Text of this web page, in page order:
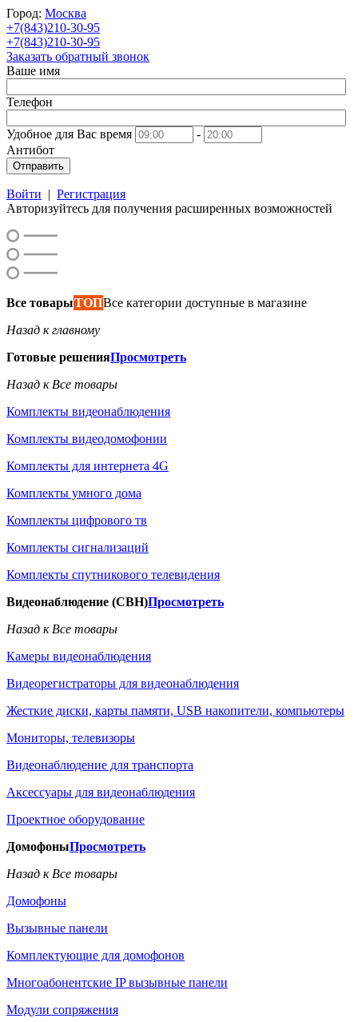
Город: Москва
+7(843)210-30-95
+7(843)210-30-95
Заказать обратный звонок
Ваше имя
Телефон
Удобное для Вас время
-
Антибот
Отправить
Войти | Регистрация
Авторизуйтесь для получения расширенных возможностей
Все товарыТОПВсе категории доступные в магазине
Назад к главному
Готовые решенияПросмотреть
Назад к Все товары
Комплекты видеонаблюдения
Комплекты видеодомофонии
Комплекты для интернета 4G
Комплекты умного дома
Комплекты цифрового тв
Комплекты сигнализаций
Комплекты спутникового телевидения
Видеонаблюдение (СВН)Просмотреть
Назад к Все товары
Камеры видеонаблюдения
Видеорегистраторы для видеонаблюдения
Жесткие диски, карты памяти, USB накопители, компьютеры
Мониторы, телевизоры
Видеонаблюдение для транспорта
Аксессуары для видеонаблюдения
Проектное оборудование
ДомофоныПросмотреть
Назад к Все товары
Домофоны
Вызывные панели
Комплектующие для домофонов
Многоабонентские IP вызывные панели
Модули сопряжения